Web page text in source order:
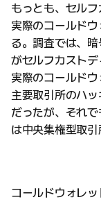
もっとも、セルフ
実際のコールド
る。調査では、
がセルフカストデ
実際のコールド
主要取引所のハ
だったが、それ
は中央集権型取引
コールドウォレッ